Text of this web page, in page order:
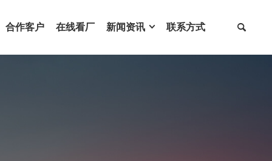
合作客户 在线看厂 新闻资讯 联系方式